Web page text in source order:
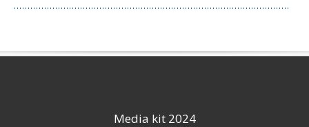
Media kit 2024